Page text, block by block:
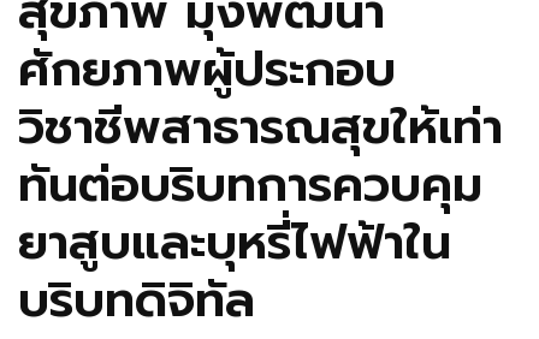
ศักยภาพผู้ประกอบ
วิชาชีพสาธารณสุขให้เท่า
ทันต่อบริบทการควบคุม
ยาสูบและบุหรี่ไฟฟ้าใน
บริบทดิจิทัล